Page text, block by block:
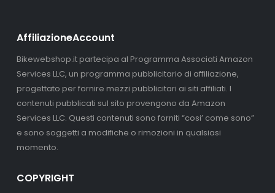
AffiliazioneAccount
Bikewebshop.it partecipa al Programma Associati Amazon
Services LLC, un programma pubblicitario di affiliazione,
progettato per fornire mezzi pubblicitari ai siti affiliati. I
contenuti pubblicati sul sito provengono da Amazon
Services LLC. Questi contenuti sono forniti “cosi’ come sono”
e sono soggetti a modifiche o rimozioni in qualsiasi
momento.
COPYRIGHT